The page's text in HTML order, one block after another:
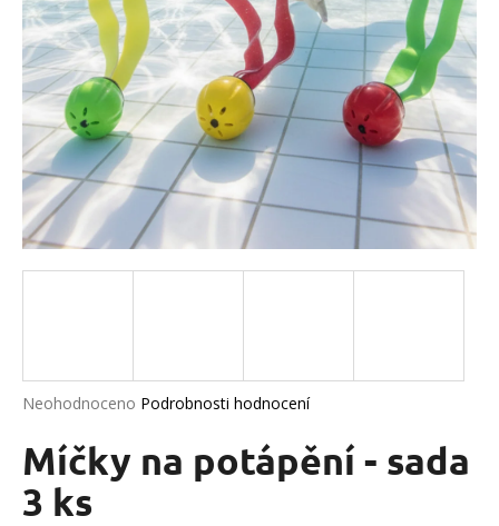
Průměrné
produktu
je
0,0
z
Neohodnoceno Podrobnosti hodnocení
Míčky na potápění - sada
3 ks
a
j
í
t
?
o
p
r
u
č